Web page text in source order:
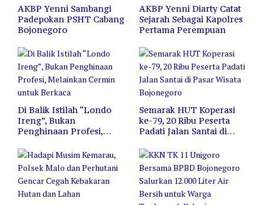
AKBP Yenni Sambangi
Padepokan PSHT Cabang
Bojonegoro
AKBP Yenni Diarty Catat
Sejarah Sebagai Kapolres
Pertama Perempuan
Di Balik Istilah “Londo
Ireng”, Bukan
Penghinaan Profesi,
Berkaca
Semarak HUT Koperasi
ke-79, 20 Ribu Peserta
Padati Jalan Santai di